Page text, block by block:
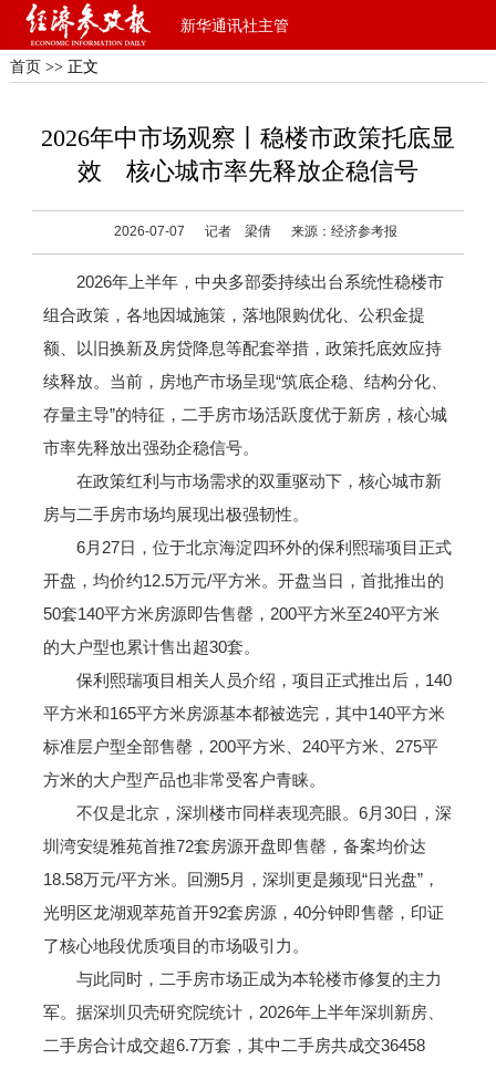
新华通讯社主管
首页 >> 正文
2026年中市场观察丨稳楼市政策托底显
效 核心城市率先释放企稳信号
2026-07-07 记者 梁倩 来源：经济参考报
2026年上半年，中央多部委持续出台系统性稳楼市
组合政策，各地因城施策，落地限购优化、公积金提
额、以旧换新及房贷降息等配套举措，政策托底效应持
续释放。当前，房地产市场呈现“筑底企稳、结构分化、
存量主导”的特征，二手房市场活跃度优于新房，核心城
市率先释放出强劲企稳信号。
在政策红利与市场需求的双重驱动下，核心城市新
房与二手房市场均展现出极强韧性。
6月27日，位于北京海淀四环外的保利熙瑞项目正式
开盘，均价约12.5万元/平方米。开盘当日，首批推出的
50套140平方米房源即告售罄，200平方米至240平方米
的大户型也累计售出超30套。
保利熙瑞项目相关人员介绍，项目正式推出后，140
平方米和165平方米房源基本都被选完，其中140平方米
标准层户型全部售罄，200平方米、240平方米、275平
方米的大户型产品也非常受客户青睐。
不仅是北京，深圳楼市同样表现亮眼。6月30日，深
圳湾安缇雅苑首推72套房源开盘即售罄，备案均价达
18.58万元/平方米。回溯5月，深圳更是频现“日光盘”，
光明区龙湖观萃苑首开92套房源，40分钟即售罄，印证
了核心地段优质项目的市场吸引力。
与此同时，二手房市场正成为本轮楼市修复的主力
军。据深圳贝壳研究院统计，2026年上半年深圳新房、
二手房合计成交超6.7万套，其中二手房共成交36458